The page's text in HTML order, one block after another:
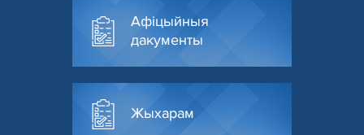
Афіцыйныя
дакументы
Жыхарам